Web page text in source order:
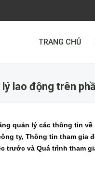
TRANG CHỦ
lao động trên
quản lý các thông tin
ty, Thông tin tham gia
trước và Quá trình tham